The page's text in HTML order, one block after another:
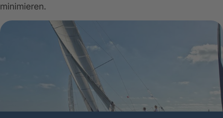
minimieren.